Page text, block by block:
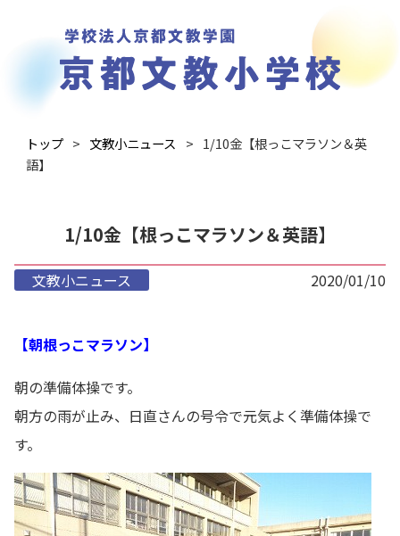
トップ 文教小ニュース
1/10金【根っこマラソン＆英
語】
1/10金【根っこマラソン＆英語】
文教小ニュース 2020/01/10
【朝根っこマラソン】
朝の準備体操です。
朝方の雨が止み、日直さんの号令で元気よく準備体操で
す。